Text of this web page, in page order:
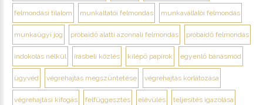
felmondási tilalom munkáltatói felmondás munkavállalói felmondás
munkaügyi jog próbaidő alatti azonnali felmondás próbaidő felmondás
indokolás nélkül írásbeli közlés kilépő papírok egyenlő bánásmód
ügyvéd végrehajtás megszüntetése végrehajtás korlátozása
végrehajtási kifogás felfüggesztés elévülés teljesítés igazolása